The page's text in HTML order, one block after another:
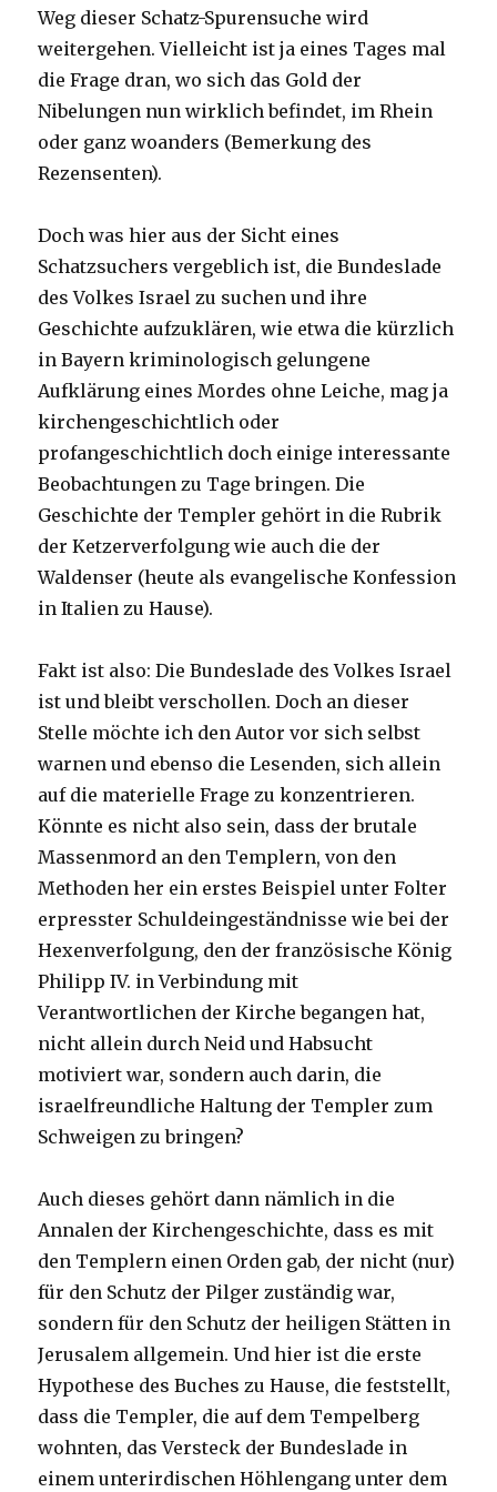
Weg dieser Schatz-Spurensuche wird
weitergehen. Vielleicht ist ja eines Tages mal
die Frage dran, wo sich das Gold der
Nibelungen nun wirklich befindet, im Rhein
oder ganz woanders (Bemerkung des
Rezensenten).
Doch was hier aus der Sicht eines
Schatzsuchers vergeblich ist, die Bundeslade
des Volkes Israel zu suchen und ihre
Geschichte aufzuklären, wie etwa die kürzlich
in Bayern kriminologisch gelungene
Aufklärung eines Mordes ohne Leiche, mag ja
kirchengeschichtlich oder
profangeschichtlich doch einige interessante
Beobachtungen zu Tage bringen. Die
Geschichte der Templer gehört in die Rubrik
der Ketzerverfolgung wie auch die der
Waldenser (heute als evangelische Konfession
in Italien zu Hause).
Fakt ist also: Die Bundeslade des Volkes Israel
ist und bleibt verschollen. Doch an dieser
Stelle möchte ich den Autor vor sich selbst
warnen und ebenso die Lesenden, sich allein
auf die materielle Frage zu konzentrieren.
Könnte es nicht also sein, dass der brutale
Massenmord an den Templern, von den
Methoden her ein erstes Beispiel unter Folter
erpresster Schuldeingeständnisse wie bei der
Hexenverfolgung, den der französische König
Philipp IV. in Verbindung mit
Verantwortlichen der Kirche begangen hat,
nicht allein durch Neid und Habsucht
motiviert war, sondern auch darin, die
israelfreundliche Haltung der Templer zum
Schweigen zu bringen?
Auch dieses gehört dann nämlich in die
Annalen der Kirchengeschichte, dass es mit
den Templern einen Orden gab, der nicht (nur)
für den Schutz der Pilger zuständig war,
sondern für den Schutz der heiligen Stätten in
Jerusalem allgemein. Und hier ist die erste
Hypothese des Buches zu Hause, die feststellt,
dass die Templer, die auf dem Tempelberg
wohnten, das Versteck der Bundeslade in
einem unterirdischen Höhlengang unter dem